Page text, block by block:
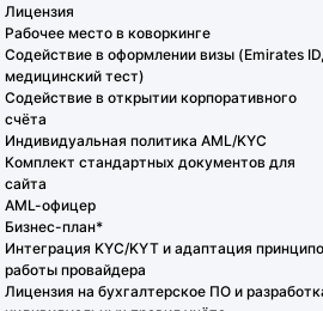
Лицензия
Рабочее место в коворкинге
Содействие в оформлении визы (Emirates ID,
медицинский тест)
Содействие в открытии корпоративного
счёта
Индивидуальная политика AML/KYC
Комплект стандартных документов для
сайта
AML-офицер
Бизнес-план*
Интеграция KYC/KYT и адаптация
работы провайдера
Лицензия на бухгалтерское ПО и